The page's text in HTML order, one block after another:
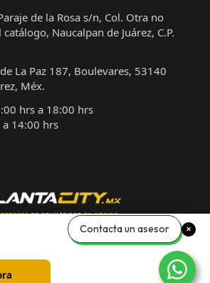
de la Rosa s/n, Col. Otra no
Naucalpan de Juárez, C.P.
La Paz 187, Boulevares, 53140
Méx.
hrs a 18:00 hrs
a 14:00 hrs
Contacta un asesor